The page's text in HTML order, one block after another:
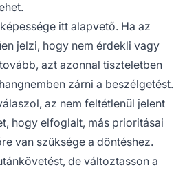
itt alapvető. Ha az
jelzi, hogy nem érdekli vagy
azt azonnal tiszteletben
zárni a beszélgetést.
az nem feltétlenül jelent
hogy elfoglalt, más prioritásai
van szüksége a döntéshez.
de változtasson a